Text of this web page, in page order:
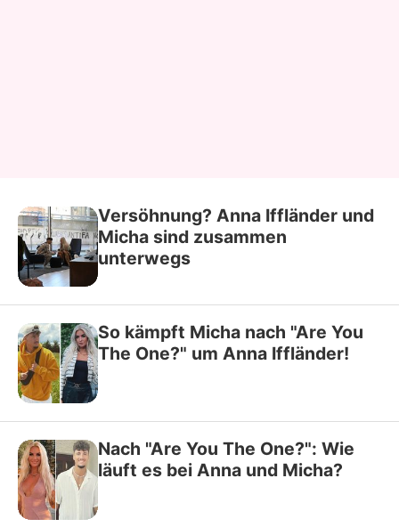
Versöhnung? Anna Iffländer und
Micha sind zusammen
unterwegs
So kämpft Micha nach "Are You
The One?" um Anna Iffländer!
Nach "Are You The One?": Wie
läuft es bei Anna und Micha?